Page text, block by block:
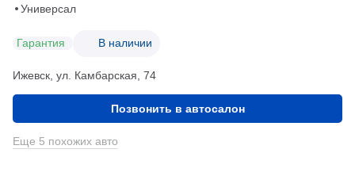
Универсал
Гарантия В наличии
Ижевск, ул. Камбарская, 74
Позвонить в автосалон
Еще 5 похожих авто